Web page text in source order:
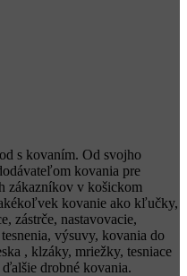
s kovaním. Od svojho
kovania pre
zákazníkov v košickom
kovanie ako kľučky,
zástrče, nastavovacie,
výsuvy, kovania do
, klzáky, mriežky, tesniace
drobné kovania.